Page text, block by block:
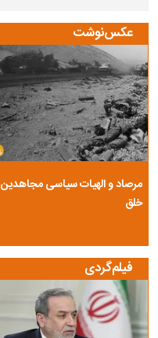
عکس‌نوشت
مرصاد و الهیات سیاسی مجاهدین
خلق
فیلم‌گردی